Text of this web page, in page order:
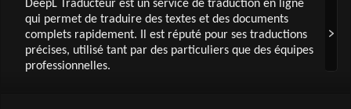
DeepL Traducteur est un service de traduction en ligne
qui permet de traduire des textes et des documents
complets rapidement. Il est réputé pour ses traductions
précises, utilisé tant par des particuliers que des équipes
professionnelles.